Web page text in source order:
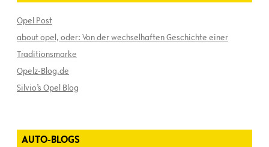
Opel Post
about opel, oder: Von der wechselhaften Geschichte einer
Traditionsmarke
Opelz-Blog.de
Silvio’s Opel Blog
AUTO-BLOGS